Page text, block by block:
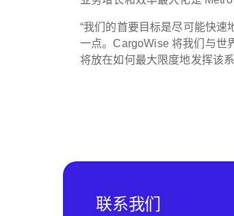
“我们的首要目标是尽可能快
一点。CargoWise 将我们与世
将放在如何最大限度地发挥该
联系我们